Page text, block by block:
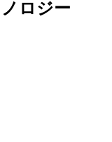
ロジー